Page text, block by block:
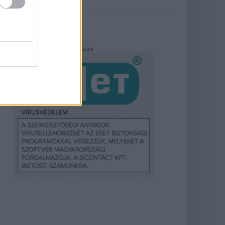
Hirdetés